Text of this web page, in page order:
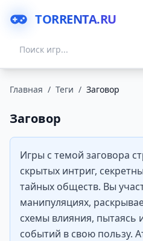
TORRENTA.RU
Главная / Теги / Заговор
Заговор
Игры с темой заговора
скрытых интриг,
тайных обществ. Вы
манипуляциях,
схемы влияния, пытаясь
событий в свою пользу.